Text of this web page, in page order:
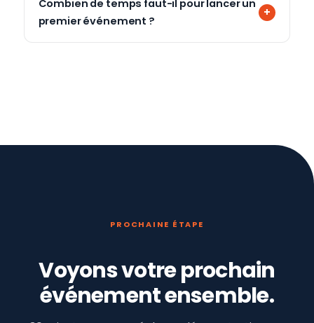
Combien de temps faut-il pour lancer un
premier événement ?
PROCHAINE ÉTAPE
Voyons votre prochain
événement ensemble.